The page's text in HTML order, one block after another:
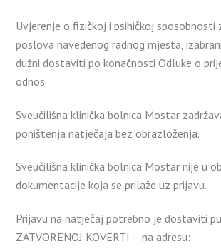
Uvjerenje o fizičkoj i psihičkoj sposobnosti
poslova navedenog radnog mjesta,
dužni dostaviti po konačnosti Odluke o
odnos.
Sveučilišna klinička bolnica Mostar
poništenja natječaja bez obrazloženja.
Sveučilišna klinička bolnica Mostar nije u
dokumentacije koja se prilaže uz prijavu.
Prijavu na natječaj potrebno je dostaviti
ZATVORENOJ KOVERTI – na adresu: